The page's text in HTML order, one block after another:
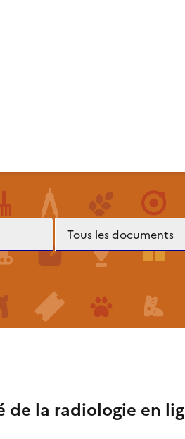
de la radiologie en